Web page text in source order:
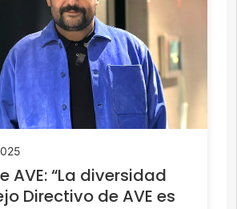
AVE: “La diversidad
Directivo de AVE es